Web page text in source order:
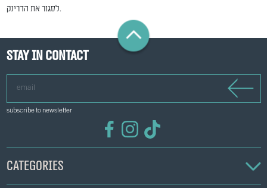
לסגור את הדרינק.
Stay in contact
subscribe to newsletter
Categories